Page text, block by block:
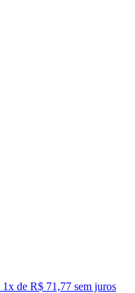
1x de R$ 71,77 sem juros